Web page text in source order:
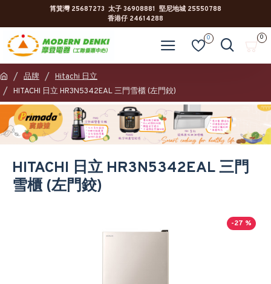
筲箕灣 25687273 太子 36908881 堅尼地城 25550788
香港仔 24614288
0 0
品牌
Hitachi 日立
HITACHI 日立 HR3N5342EAL 三門雪櫃 (左門鉸)
HITACHI 日立 HR3N5342EAL 三門
雪櫃 (左門鉸)
-27 %